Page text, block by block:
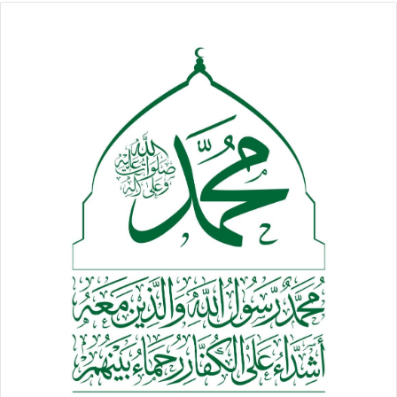
الخونة والعملاء والمرتزقة الذين باعوا وطنهم وكرامتهم للعدوان
مقابل حفنة من المال المدنس فخسروا بذلك دينهم وعشائرهم
وانسانيتهم وكرامتهم ووطنهم.
ودعا المحافظ العمري كافة شرائح المجتمع الى التكاتف والوقوف
بحزم تجاه الخونة والمرجفين وتامين الجبهة الداخلية من امراض
النفوس والخلايا النائمة والرد على كل الاشاعات ومفتعلي
الازمات.لافتا ان محافظة ريمة بعيده كل البعد عن الصراعات
والخلافات ومايروج له ضعفاء النفوس ان ابناء ريمة يشاركون في
خلق زعزعة الامن والاستقرار الي جانب المرتزقة من ابناء عتمة
ماهي الا اشاعات هدفها ادخال المحافظة في مربعات الصراعات
ودعا بيان صادر عن اللقاء كافة قبائل ريمة خاصة واليمن عامة إلى
الاصطفاف لمواجهة العدوان الذي ارتكب أبشع الجرائم بحق أبناء
الشعب اليمني وتدمير مقدراته ومكتسباته الوطنية.